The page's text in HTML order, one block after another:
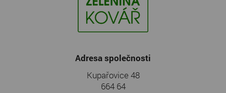
Adresa společnosti
Kupařovice 48
664 64